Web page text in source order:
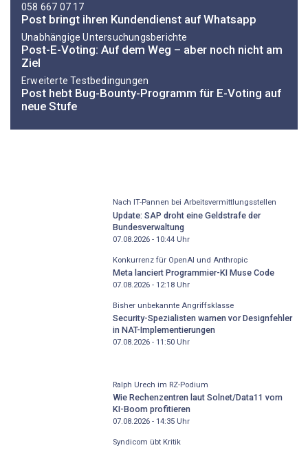
058 667 07 17
Post bringt ihren Kundendienst auf Whatsapp
Unabhängige Untersuchungsberichte
Post-E-Voting: Auf dem Weg – aber noch nicht am
Ziel
Erweiterte Testbedingungen
Post hebt Bug-Bounty-Programm für E-Voting auf
neue Stufe
Nach IT-Pannen bei Arbeitsvermittlungsstellen
Update: SAP droht eine Geldstrafe der
Bundesverwaltung
07.08.2026 - 10:44Uhr
Konkurrenz für OpenAI und Anthropic
Meta lanciert Programmier-KI Muse Code
07.08.2026 - 12:18Uhr
Bisher unbekannte Angriffsklasse
Security-Spezialisten warnen vor Designfehler
in NAT-Implementierungen
07.08.2026 - 11:50Uhr
Ralph Urech im RZ-Podium
Wie Rechenzentren laut Solnet/Data11 vom
KI-Boom profitieren
07.08.2026 - 14:35Uhr
Syndicom übt Kritik